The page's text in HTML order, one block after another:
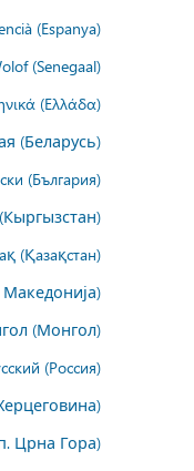
(Espanya)
(Senegaal)
(Ελλάδα)
(Беларусь)
(България)
(Қазақстан)
(Монгол)
(Россия)
Црна Гора)